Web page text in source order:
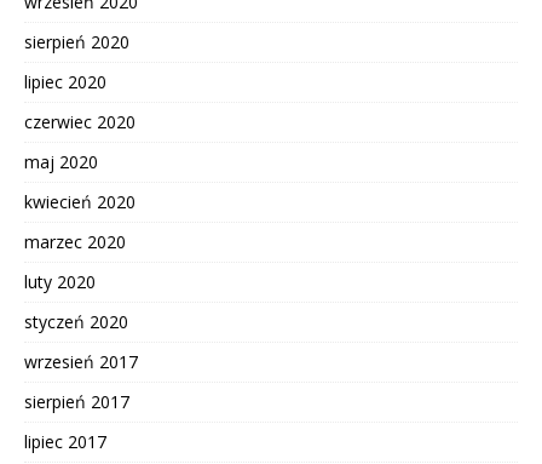
sierpień 2020
lipiec 2020
czerwiec 2020
maj 2020
kwiecień 2020
marzec 2020
luty 2020
styczeń 2020
wrzesień 2017
sierpień 2017
lipiec 2017